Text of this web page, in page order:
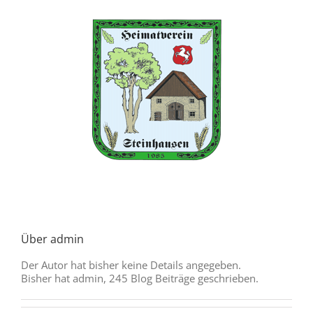
Überadmin
Der Autor hat bisher keine Details angegeben.
Bisher hat admin, 245 Blog Beiträge geschrieben.